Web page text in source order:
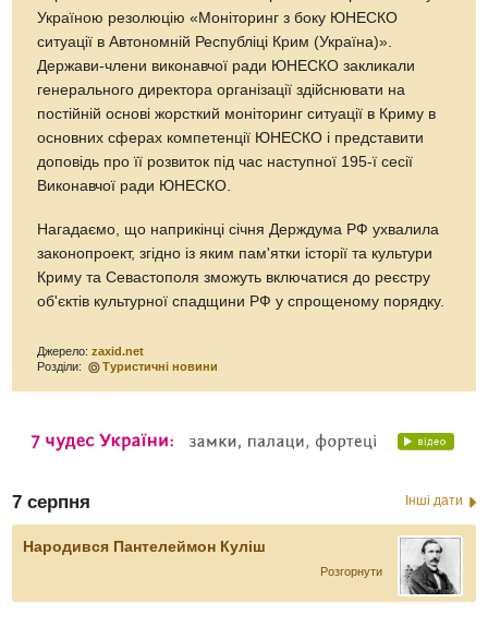
Україною резолюцію «Моніторинг з боку ЮНЕСКО
ситуації в Автономній Республіці Крим (Україна)».
Держави-члени виконавчої ради ЮНЕСКО закликали
генерального директора організації здійснювати на
постійній основі жорсткий моніторинг ситуації в Криму в
основних сферах компетенції ЮНЕСКО і представити
доповідь про її розвиток під час наступної 195-ї сесії
Виконавчої ради ЮНЕСКО.
Нагадаємо, що наприкінці січня Держдума РФ ухвалила
законопроект, згідно із яким пам'ятки історії та культури
Криму та Севастополя зможуть включатися до реєстру
об'єктів культурної спадщини РФ у спрощеному порядку.
Джерело:zaxid.net
Розділи:
Туристичні новини
7 серпня Інші дати
Народився Пантелеймон Куліш
Розгорнути